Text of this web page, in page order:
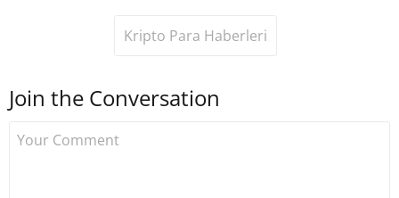
Kripto Para Haberleri
Join the Conversation